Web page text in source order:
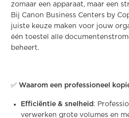
zomaar een apparaat, maar een
Bij Canon Business Centers by
juiste keuze maken voor jouw
één toestel alle
beheert.
✅ Waarom een professioneel
Efficiëntie & snelheid :
verwerken grote volumes en